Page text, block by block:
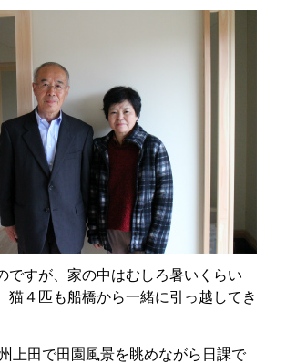
ですが、家の中はむしろ暑いくらい
４匹も船橋から一緒に引っ越してき
上田で田園風景を眺めながら日課で